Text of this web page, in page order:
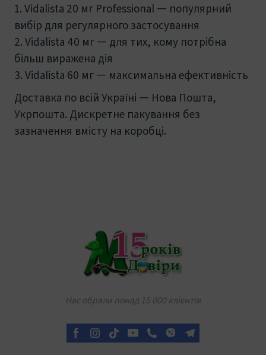
Vidalista 20 мг Professional — популярний
вибір для регулярного застосування
Vidalista 40 мг — для тих, кому потрібна
більш виражена дія
Vidalista 60 мг — максимальна ефективність
Доставка по всій Україні — Нова Пошта,
Укрпошта. Дискретне пакування без
зазначення вмісту на коробці.
Нас обрали понад 15 000 клієнтів